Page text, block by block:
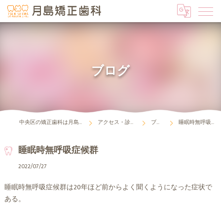
ブログ
中央区の矯正歯科は月島矯正歯科 アクセス・診療時間 ブログ 睡眠時無呼吸症候群
睡眠時無呼吸症候群
2022/07/27
睡眠時無呼吸症候群は20年ほど前からよく聞くようになった症状で
ある。